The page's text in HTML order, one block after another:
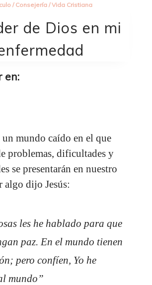
/ Consejería/Vida Cristiana
de Dios en mi
en:
mundo caído en el que
problemas, dificultades y
se presentarán en nuestro
algo dijo Jesús:
les he hablado para que
paz. En el mundo tienen
pero confíen, Yo he
mundo”